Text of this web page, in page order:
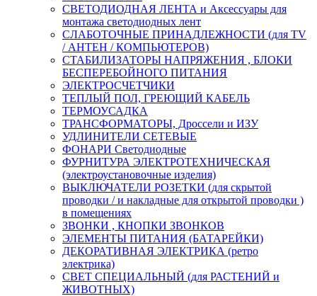
СВЕТОДИОДНАЯ ЛЕНТА и Аксессуары для
монтажа светодиодных лент
СЛАБОТОЧНЫЕ ПРИНАДЛЕЖНОСТИ (для TV
/ АНТЕН / КОМПЬЮТЕРОВ)
СТАБИЛИЗАТОРЫ НАПРЯЖЕНИЯ , БЛОКИ
БЕСПЕРЕБОЙНОГО ПИТАНИЯ
ЭЛЕКТРОСЧЕТЧИКИ
ТЕПЛЫЙ ПОЛ, ГРЕЮЩИЙ КАБЕЛЬ
ТЕРМОУСАДКА
ТРАНСФОРМАТОРЫ, Дроссели и ИЗУ
УДЛИНИТЕЛИ СЕТЕВЫЕ
ФОНАРИ Светодиодные
ФУРНИТУРА ЭЛЕКТРОТЕХНИЧЕСКАЯ
(электроустановочные изделия)
ВЫКЛЮЧАТЕЛИ РОЗЕТКИ (для скрытой
проводки / и накладные для открытой проводки )
в помещениях
ЗВОНКИ , КНОПКИ ЗВОНКОВ
ЭЛЕМЕНТЫ ПИТАНИЯ (БАТАРЕЙКИ)
ДЕКОРАТИВНАЯ ЭЛЕКТРИКА (ретро
электрика)
СВЕТ СПЕЦИАЛЬНЫЙ (для РАСТЕНИЙ и
ЖИВОТНЫХ)